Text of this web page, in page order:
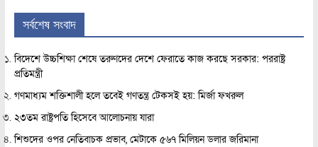
সর্বশেষ সংবাদ
বিদেশে উচ্চশিক্ষা শেষে তরুণদের দেশে ফেরাতে কাজ করছে সরকার: পররাষ্ট্র
প্রতিমন্ত্রী
গণমাধ্যম শক্তিশালী হলে তবেই গণতন্ত্র টেকসই হয়: মির্জা ফখরুল
২৩তম রাষ্ট্রপতি হিসেবে আলোচনায় যারা
শিশুদের ওপর নেতিবাচক প্রভাব, মেটাকে ৫৬৭ মিলিয়ন ডলার জরিমানা